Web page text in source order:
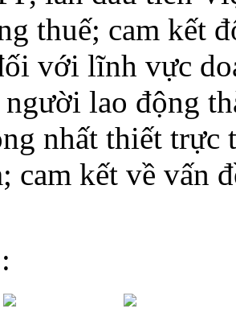
thuế; cam kết
với lĩnh vực
người lao động
nhất thiết trực
cam kết về vấn